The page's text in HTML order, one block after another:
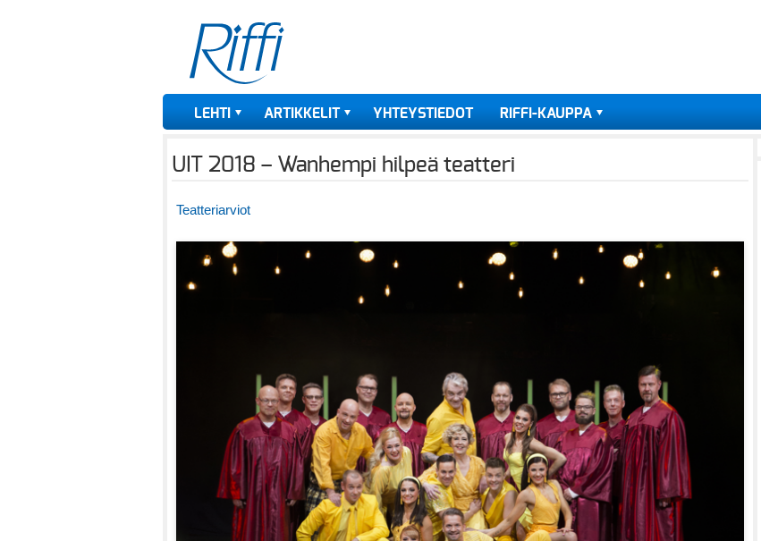
LEHTI ARTIKKELIT YHTEYSTIEDOT RIFFI-KAUPPA
UIT 2018 – Wanhempi hilpeä teatteri
Teatteriarviot